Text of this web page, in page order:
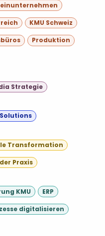
KMU Schweiz
Produktion
Strategie
Solutions
Transformation
Praxis
KMU ERP
digitalisieren